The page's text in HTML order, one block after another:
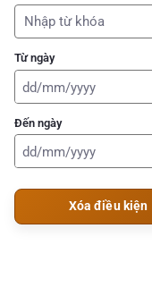
Từ ngày
Đến ngày
Xóa điều kiện